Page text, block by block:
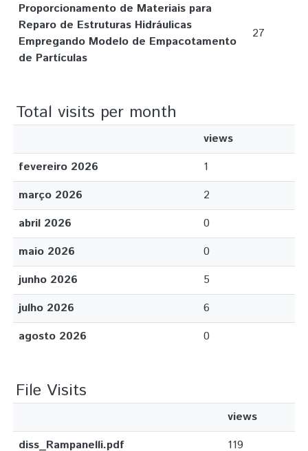
Proporcionamento de Materiais para
Reparo de Estruturas Hidráulicas
Empregando Modelo de Empacotamento
de Partículas
27
Total visits per month
views
fevereiro 2026
1
março 2026
2
abril 2026
0
maio 2026
0
junho 2026
5
julho 2026
6
agosto 2026
0
File Visits
views
diss_Rampanelli.pdf
119